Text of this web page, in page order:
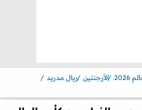
الأرجنتين ريال مدريد